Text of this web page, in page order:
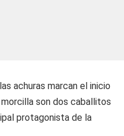
achuras marcan el inicio
son dos caballitos
protagonista de la